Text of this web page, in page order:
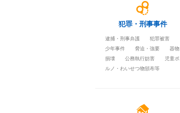
犯罪・刑事事件
逮捕・刑事弁護
犯罪被害
少年事件
脅迫・強要
器物
損壊
公務執行妨害
児童ポ
ルノ・わいせつ物頒布等